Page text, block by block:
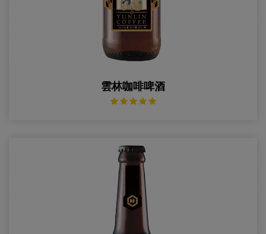
雲林咖啡啤酒